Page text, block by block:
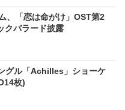
、「恋は命がけ」OST第2
クバラード披露
グル「Achilles」ショーケ
枚)